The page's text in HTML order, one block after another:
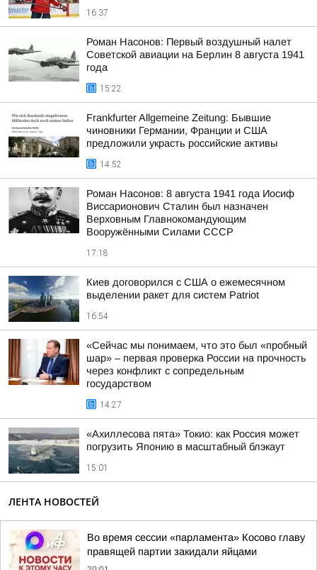
16:37
Роман Насонов: Первый воздушный налет
Советской авиации на Берлин 8 августа 1941
года
15:22
Frankfurter Allgemeine Zeitung: Бывшие
чиновники Германии, Франции и США
предложили украсть российские активы
14:52
Роман Насонов: 8 августа 1941 года Иосиф
Виссарионович Сталин был назначен
Верховным Главнокомандующим
Вооружёнными Силами СССР
17:18
Киев договорился с США о ежемесячном
выделении ракет для систем Patriot
16:54
«Сейчас мы понимаем, что это был «пробный
шар» – первая проверка России на прочность
через конфликт с сопредельным
государством
14:27
«Ахиллесова пята» Токио: как Россия может
погрузить Японию в масштабный блэкаут
15:01
ЛЕНТА НОВОСТЕЙ
Во время сессии «парламента» Косово главу
правящей партии закидали яйцами